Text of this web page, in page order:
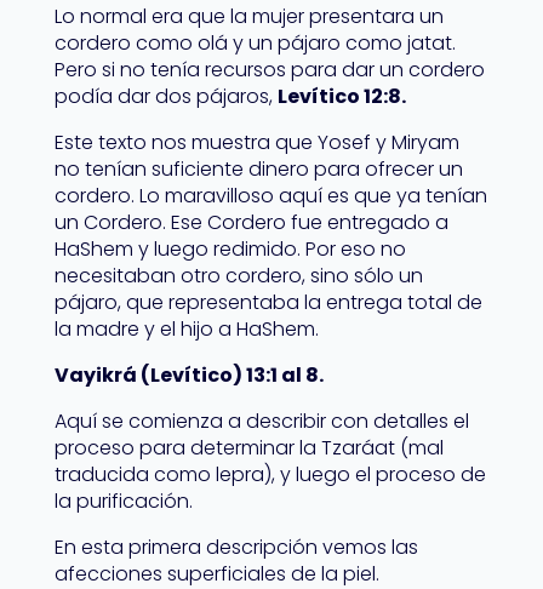
Lo normal era que la mujer presentara un
cordero como olá y un pájaro como jatat.
Pero si no tenía recursos para dar un cordero
podía dar dos pájaros, Levítico 12:8.
Este texto nos muestra que Yosef y Miryam
no tenían suficiente dinero para ofrecer un
cordero. Lo maravilloso aquí es que ya tenían
un Cordero. Ese Cordero fue entregado a
HaShem y luego redimido. Por eso no
necesitaban otro cordero, sino sólo un
pájaro, que representaba la entrega total de
la madre y el hijo a HaShem.
Vayikrá (Levítico) 13:1 al 8.
Aquí se comienza a describir con detalles el
proceso para determinar la Tzaráat (mal
traducida como lepra), y luego el proceso de
la purificación.
En esta primera descripción vemos las
afecciones superficiales de la piel.